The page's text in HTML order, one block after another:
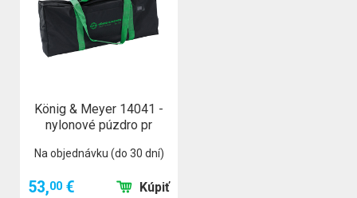
König & Meyer 14041 -
nylonové púzdro pr
Na objednávku (do 30 dní)
53,00 € Kúpiť